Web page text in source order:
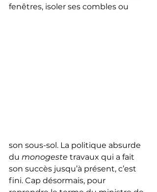
fenêtres, isoler ses combles ou
son sous-sol. La politique absurde
du monogeste travaux qui a fait
son succès jusqu’à présent, c’est
fini. Cap désormais, pour